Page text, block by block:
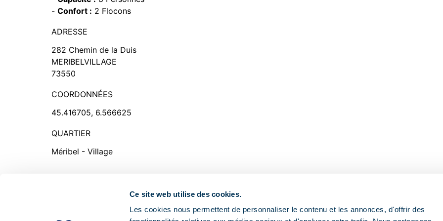
Ce site web utilise des cookies.
Les cookies nous permettent de personnaliser le contenu et les annonces, d'offrir des
- Confort : 2 Flocons
ADRESSE
282 Chemin de la Duis
MERIBELVILLAGE
73550
COORDONNÉES
45.416705, 6.566625
QUARTIER
Méribel - Village
Partenaires Nous contacter Aide